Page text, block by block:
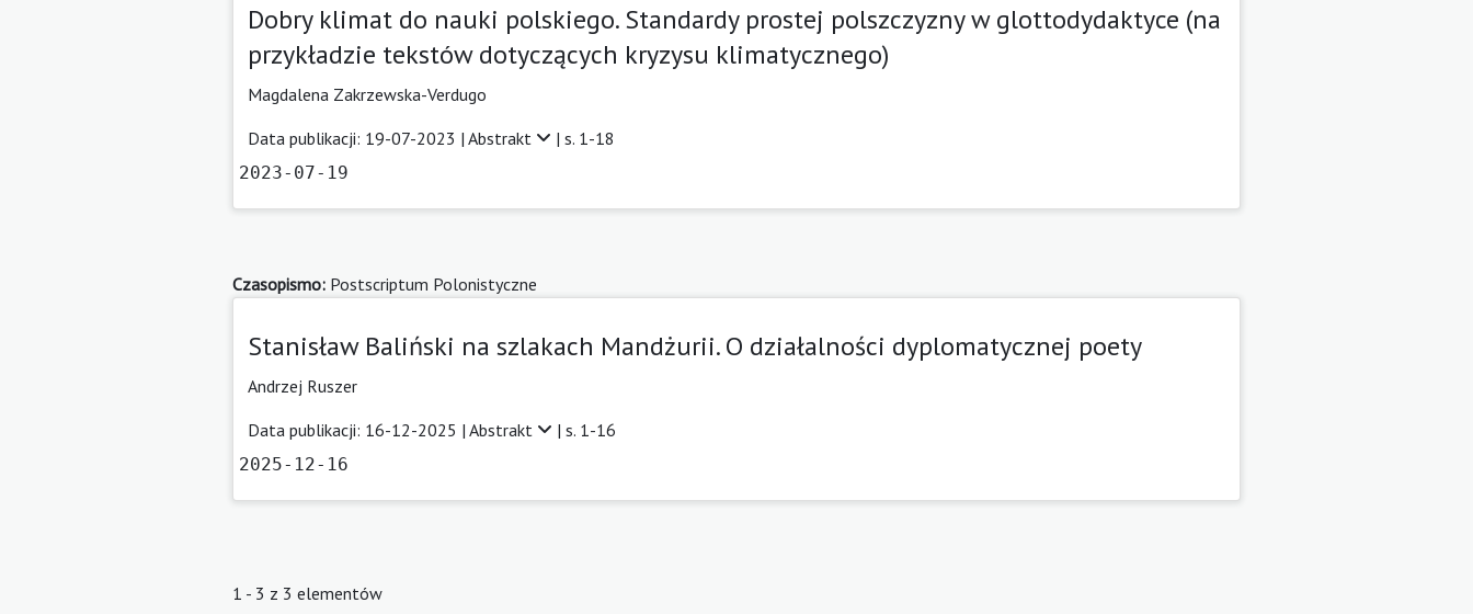
Dobry klimat do nauki polskiego. Standardy prostej polszczyzny w glottodydaktyce (na
przykładzie tekstów dotyczących kryzysu klimatycznego)
Magdalena Zakrzewska-Verdugo
Data publikacji: 19-07-2023 | Abstrakt | s. 1-18
2023-07-19
Czasopismo: Postscriptum Polonistyczne
Stanisław Baliński na szlakach Mandżurii. O działalności dyplomatycznej poety
Andrzej Ruszer
Data publikacji: 16-12-2025 | Abstrakt | s. 1-16
2025-12-16
1 - 3 z 3 elementów